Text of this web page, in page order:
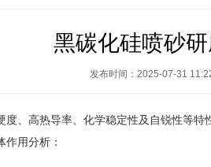
黑碳化硅喷砂
发布时间：2025-07-31
度、高热导率、化学稳定性及自锐性等
用分析：